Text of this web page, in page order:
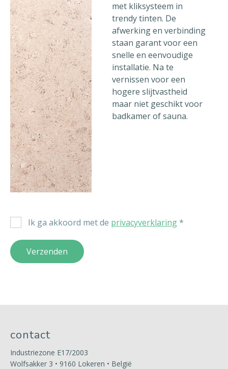
met kliksysteem in
trendy tinten. De
afwerking en verbinding
staan garant voor een
snelle en eenvoudige
installatie. Na te
vernissen voor een
hogere slijtvastheid
maar niet geschikt voor
badkamer of sauna.
Ik ga akkoord met de privacyverklaring*
Verzenden
contact
Industriezone E17/2003
Wolfsakker 3 • 9160 Lokeren • België